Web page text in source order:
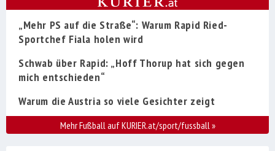
„Mehr PS auf die Straße“: Warum Rapid Ried-
Sportchef Fiala holen wird
Schwab über Rapid: „Hoff Thorup hat sich gegen
mich entschieden“
Warum die Austria so viele Gesichter zeigt
Mehr Fußball auf KURIER.at/sport/fussball»